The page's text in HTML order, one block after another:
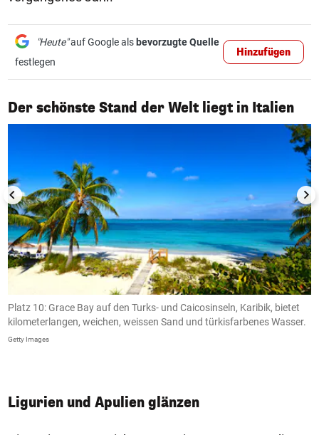
"Heute"auf Google als bevorzugte Quelle
festlegen
Hinzufügen
Der schönste Stand der Welt liegt in Italien
1/10
Platz 10: Grace Bay auf den Turks- und Caicosinseln, Karibik, bietet
kilometerlangen, weichen, weissen Sand und türkisfarbenes Wasser.
Getty Images
Ligurien und Apulien glänzen